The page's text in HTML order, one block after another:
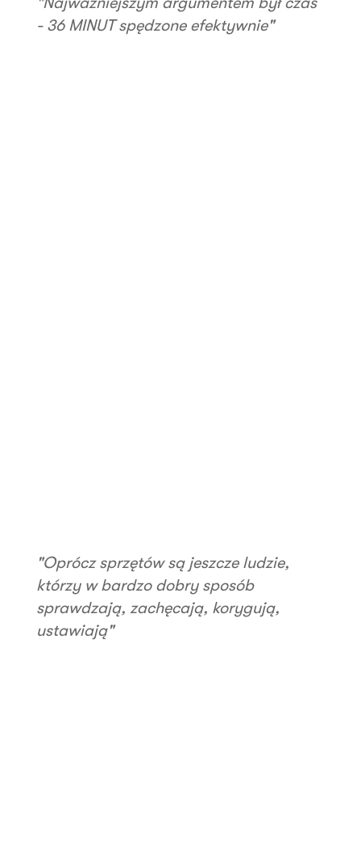
- 36 MINUT spędzone efektywnie"
"Oprócz sprzętów są jeszcze ludzie,
którzy w bardzo dobry sposób
sprawdzają, zachęcają, korygują,
ustawiają"